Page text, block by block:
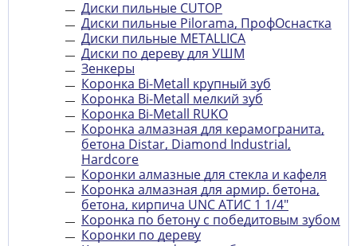
Диски пильные CUTOP
Диски пильные Pilorama, ПрофОснастка
Диски пильные METALLICA
Диски по дереву для УШМ
Зенкеры
Коронка Bi-Metall крупный зуб
Коронка Bi-Metall мелкий зуб
Коронка Bi-Metall RUKO
Коронка алмазная для керамогранита,
бетона Distar, Diamond Industrial,
Hardcore
Коронки алмазные для стекла и кафеля
Коронка алмазная для армир. бетона,
бетона, кирпича UNC АТИС 1 1/4"
Коронка по бетону с победитовым зубом
Коронки по дереву